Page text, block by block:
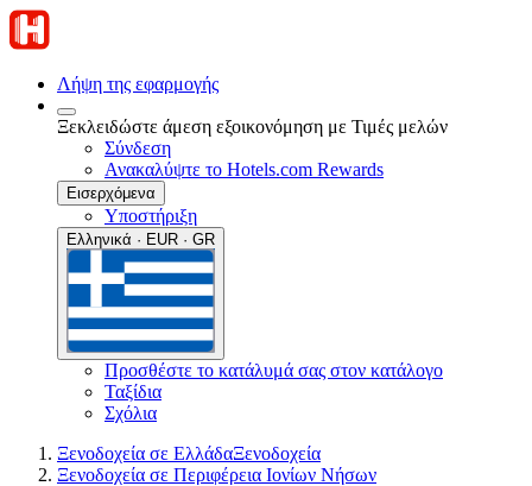
Λήψη της εφαρμογής
Ξεκλειδώστε άμεση εξοικονόμηση με Τιμές μελών
Σύνδεση
Ανακαλύψτε το Hotels.com Rewards
Εισερχόμενα
Υποστήριξη
Ελληνικά · EUR · GR
Προσθέστε το κατάλυμά σας στον κατάλογο
Ταξίδια
Σχόλια
Ξενοδοχεία σε ΕλλάδαΞενοδοχεία
Ξενοδοχεία σε Περιφέρεια Ιονίων Νήσων